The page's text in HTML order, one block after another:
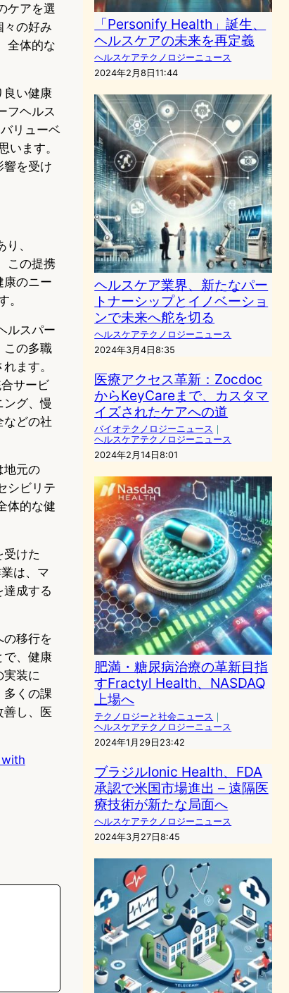
ケアを選
々の好み
全体的な
良い健康
フヘルス
リューベ
ます。
響を受け
、
この提携
康のニー
。
ルスパー
この多職
ます。
サービ
グ、慢
などの社
地元の
シビリテ
体的な健
受けた
は、マ
成する
の移行を
で、健康
装に
多くの課
善し、医
「Personify Health」誕生、
ヘルスケアの未来を再定義
ヘルスケアテクノロジーニュース
2024年2月8日11:44
ヘルスケア業界、新たなパー
トナーシップとイノベーショ
ンで未来へ舵を切る
ヘルスケアテクノロジーニュース
2024年3月4日8:35
医療アクセス革新：Zocdoc
からKeyCareまで、カスタマ
イズされたケアへの道
バイオテクノロジーニュース ｜
ヘルスケアテクノロジーニュース
2024年2月14日8:01
肥満・糖尿病治療の革新目指
すFractyl Health、NASDAQ
上場へ
テクノロジーと社会ニュース ｜
ヘルスケアテクノロジーニュース
2024年1月29日23:42
ブラジルIonic Health、FDA
承認で米国市場進出 – 遠隔医
療技術が新たな局面へ
ヘルスケアテクノロジーニュース
2024年3月27日8:45